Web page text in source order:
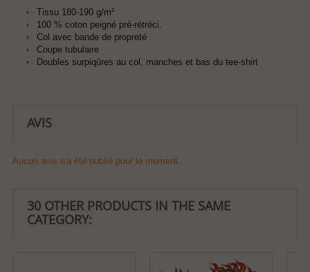
Tissu 180-190 g/m²
100 % coton peigné pré-rétréci.
Col avec bande de propreté
Coupe tubulaire
Doubles surpiqûres au col, manches et bas du tee-shirt
AVIS
Aucun avis n'a été publié pour le moment.
30 OTHER PRODUCTS IN THE SAME
CATEGORY: